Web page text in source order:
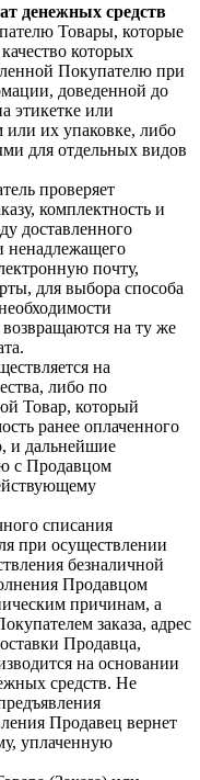
денежных средств
Товары, которые
которых
Покупателю при
доведенной до
этикетке или
их упаковке, либо
для отдельных видов
проверяет
комплектность и
доставленного
ненадлежащего
почту,
для выбора способа
возвращаются на ту же
на
либо по
Товар, который
ранее оплаченного
и дальнейшие
с Продавцом
списания
при осуществлении
безналичной
Продавцом
причинам, а
заказа, адрес
Продавца,
на основании
средств. Не
Продавец вернет
уплаченную